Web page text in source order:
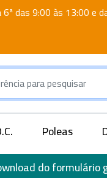
6ª das 9:00 às 13:00 e
Poleas
do